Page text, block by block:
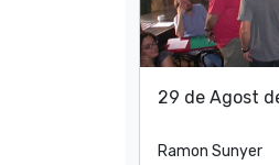
29 de Agost
Ramon Sunyer